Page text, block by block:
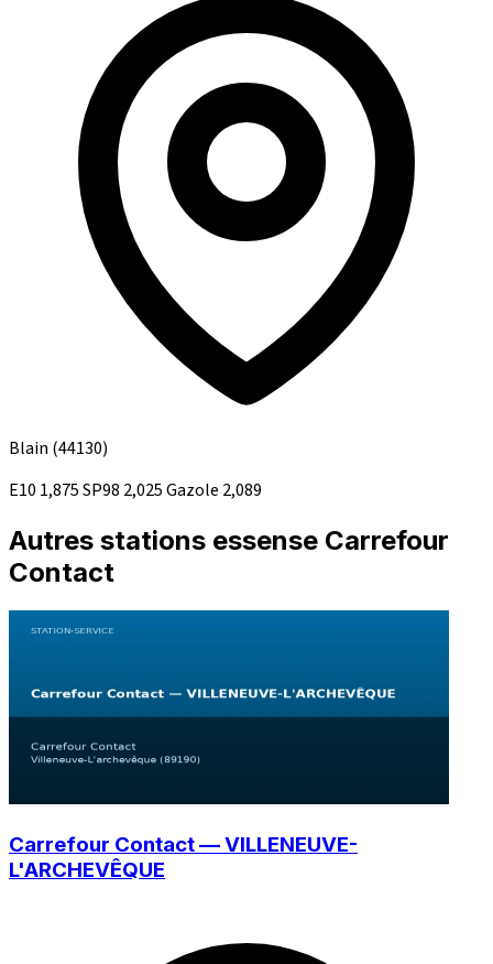
Blain (44130)
E10 1,875SP98 2,025Gazole 2,089
Autres stations essense Carrefour
Contact
Carrefour Contact — VILLENEUVE-
L'ARCHEVÊQUE